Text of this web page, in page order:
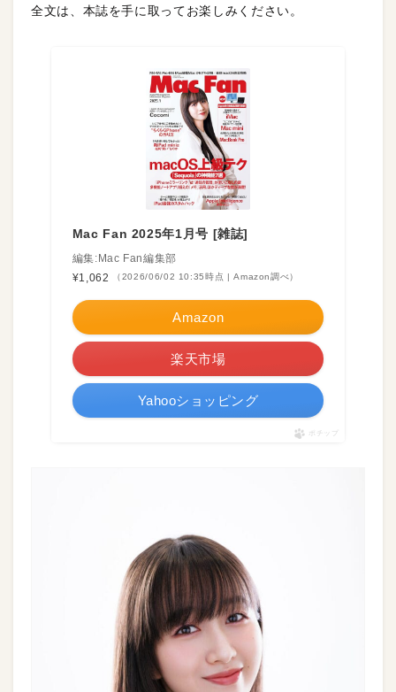
全文は、本誌を手に取ってお楽しみください。
Mac Fan 2025年1月号 [雑誌]
編集:Mac Fan編集部
¥1,062
（2026/06/02 10:35時点 | Amazon調べ）
Amazon
楽天市場
Yahooショッピング
ポチップ